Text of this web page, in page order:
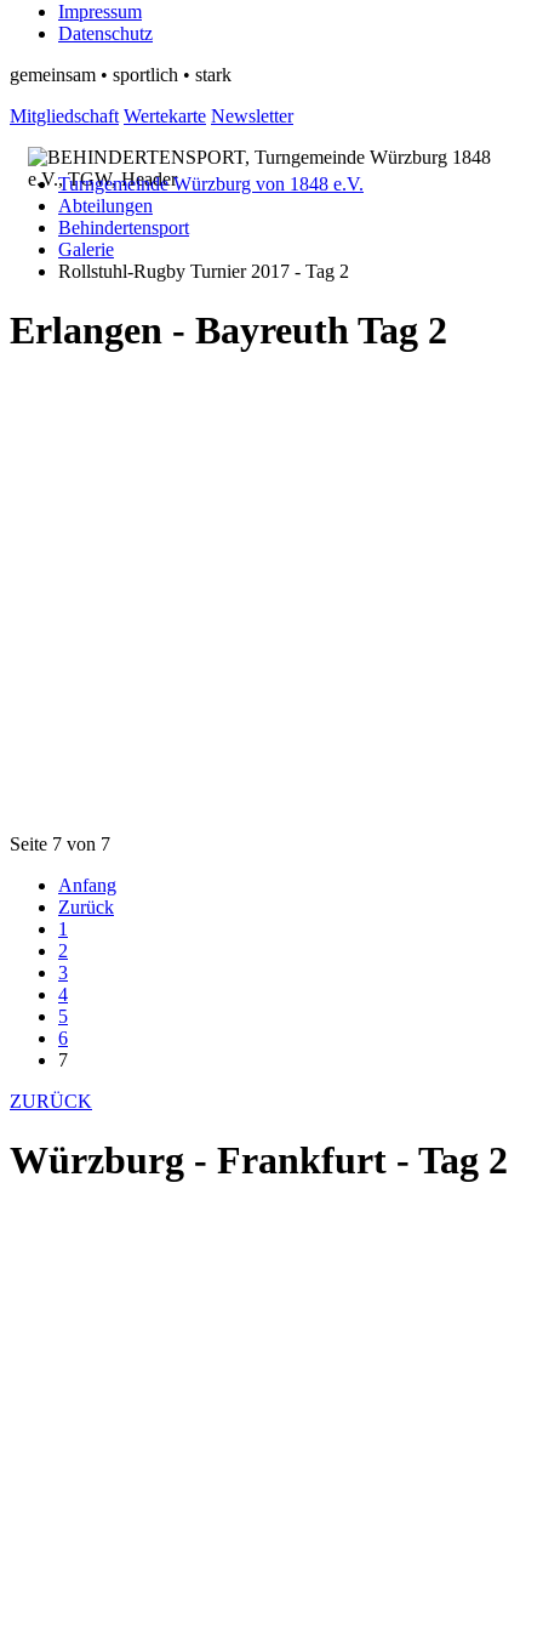
Impressum
Datenschutz
gemeinsam • sportlich • stark
Mitgliedschaft Wertekarte Newsletter
Turngemeinde Würzburg von 1848 e.V.
Abteilungen
Behindertensport
Galerie
Rollstuhl-Rugby Turnier 2017 - Tag 2
Erlangen - Bayreuth Tag 2
Seite 7 von 7
Anfang
Zurück
1
2
3
4
5
6
7
ZURÜCK
Würzburg - Frankfurt - Tag 2